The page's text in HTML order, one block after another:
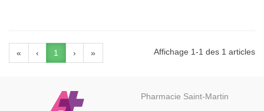
« ‹ 1 › » Affichage 1-1 des 1 articles
Pharmacie Saint-Martin